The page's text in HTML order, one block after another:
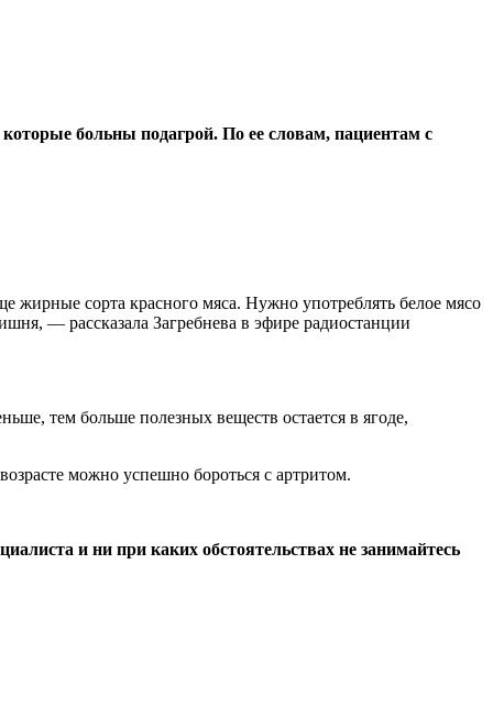
больны подагрой. По ее словам, пациентам с
жирные сорта красного мяса. Нужно употреблять белое мясо
— рассказала Загребнева в эфире радиостанции
тем больше полезных веществ остается в ягоде,
можно успешно бороться с артритом.
и ни при каких обстоятельствах не занимайтесь